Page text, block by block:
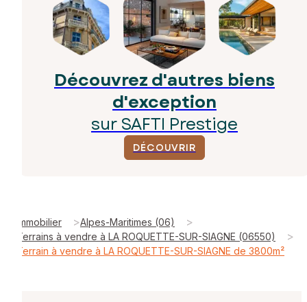
Découvrez d'autres biens
d'exception
sur SAFTI Prestige
DÉCOUVRIR
Immobilier >Alpes-Maritimes (06) >
Terrains à vendre à LA ROQUETTE-SUR-SIAGNE (06550) >
Terrain à vendre à LA ROQUETTE-SUR-SIAGNE de 3800m²